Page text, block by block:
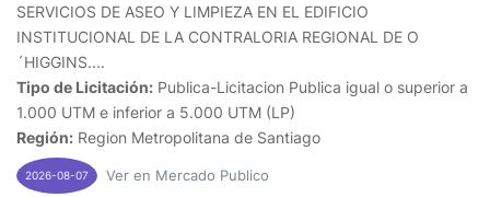
SERVICIOS DE ASEO Y LIMPIEZA EN EL EDIFICIO
INSTITUCIONAL DE LA CONTRALORIA REGIONAL DE O
´HIGGINS....
Tipo de Licitación: Publica-Licitacion Publica igual o superior a
1.000 UTM e inferior a 5.000 UTM (LP)
Región: Region Metropolitana de Santiago
2026-08-07 Ver en Mercado Publico